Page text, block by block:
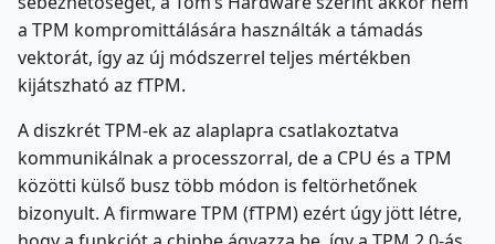
a TPM kompromittálására használták a támadás
vektorát, így az új módszerrel teljes mértékben
kijátszható az fTPM.
A diszkrét TPM-ek az alaplapra csatlakoztatva
kommunikálnak a processzorral, de a CPU és a TPM
közötti külső busz több módon is feltörhetőnek
bizonyult. A firmware TPM (fTPM) ezért úgy jött létre,